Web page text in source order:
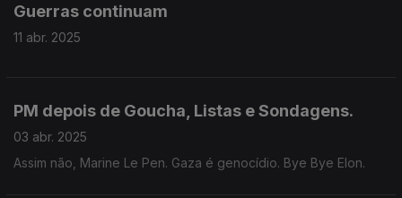
Guerras continuam
11 abr. 2025
PM depois de Goucha, Listas e Sondagens.
03 abr. 2025
Assim não, Marine Le Pen. Gaza é genocídio. Bye Bye Elon.